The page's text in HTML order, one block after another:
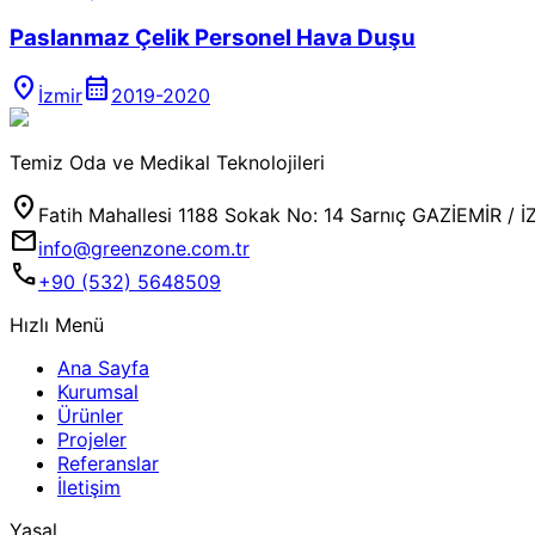
Paslanmaz Çelik Personel Hava Duşu
location_on İzmircalendar_month 2019-2020
Temiz Oda ve Medikal Teknolojileri
location_on Fatih Mahallesi 1188 Sokak No: 14 Sarnıç GAZİEMİR /
mailinfo@greenzone.com.tr
call+90 (532) 5648509
Hızlı Menü
Ana Sayfa
Kurumsal
Ürünler
Projeler
Referanslar
İletişim
Yasal